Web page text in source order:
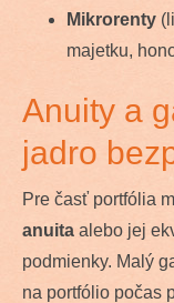
Mikrorenty
majetku,
Anuity a
jadro
Pre časť portfólia
anuita alebo jej
podmienky. Malý
na portfólio počas